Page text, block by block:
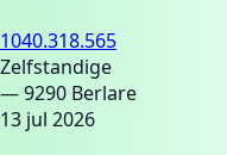
1040.318.565
Zelfstandige
— 9290 Berlare
13 jul 2026